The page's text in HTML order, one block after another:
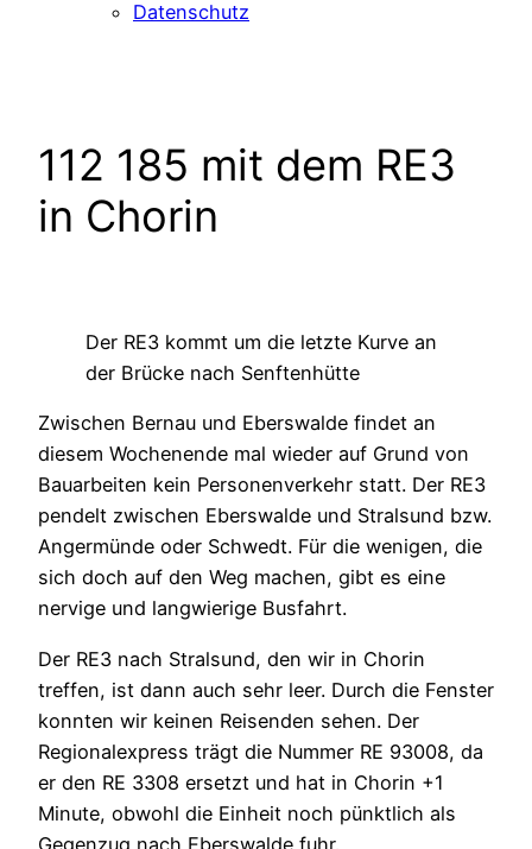
Datenschutz
112 185 mit dem RE3
in Chorin
Der RE3 kommt um die letzte Kurve an
der Brücke nach Senftenhütte
Zwischen Bernau und Eberswalde findet an
diesem Wochenende mal wieder auf Grund von
Bauarbeiten kein Personenverkehr statt. Der RE3
pendelt zwischen Eberswalde und Stralsund bzw.
Angermünde oder Schwedt. Für die wenigen, die
sich doch auf den Weg machen, gibt es eine
nervige und langwierige Busfahrt.
Der RE3 nach Stralsund, den wir in Chorin
treffen, ist dann auch sehr leer. Durch die Fenster
konnten wir keinen Reisenden sehen. Der
Regionalexpress trägt die Nummer RE 93008, da
er den RE 3308 ersetzt und hat in Chorin +1
Minute, obwohl die Einheit noch pünktlich als
Gegenzug nach Eberswalde fuhr.